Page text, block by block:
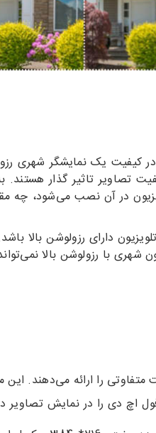
در کیفیت یک نمایشگر
تصاویر تاثیر گذار
در آن نصب می‌شود، چه
دارای رزولوشن بالا
شهری با رزولوشن بالا